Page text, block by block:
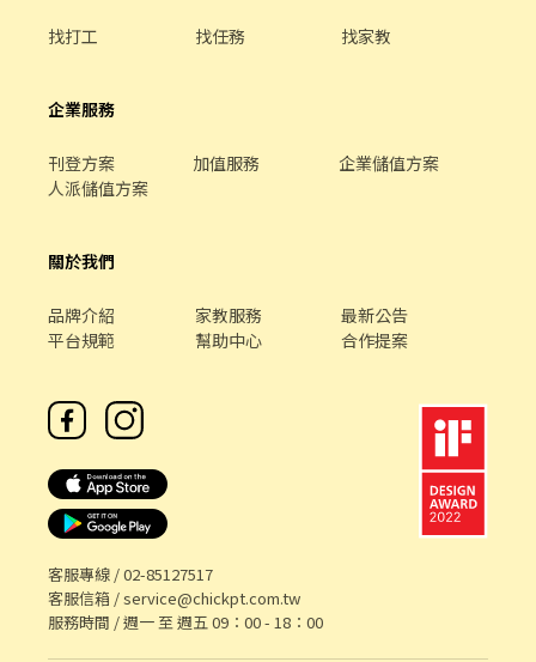
找打工 找任務 找家教
企業服務
刊登方案 加值服務
企業儲值方案
人派儲值方案
關於我們
品牌介紹 家教服務
最新公告
平台規範
幫助中心 合作提案
客服專線 /02-85127517
客服信箱 /service@chickpt.com.tw
服務時間 / 週一 至 週五 09：00 - 18：00